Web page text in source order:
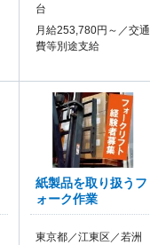
台
月給253,780円～／交通
費等別途支給
紙製品を取り扱うフ
ォーク作業
東京都／江東区／若洲